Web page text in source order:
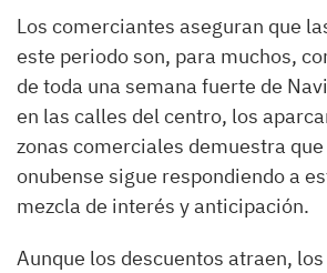
Los comerciantes aseguran que
este periodo son, para muchos,
de toda una semana fuerte de
en las calles del centro, los
zonas comerciales demuestra
onubense sigue respondiendo a
mezcla de interés y anticipación.
Aunque los descuentos atraen,